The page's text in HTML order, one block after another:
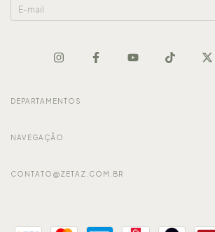
DEPARTAMENTOS
NAVEGAÇÃO
CONTATO@ZETAZ.COM.BR